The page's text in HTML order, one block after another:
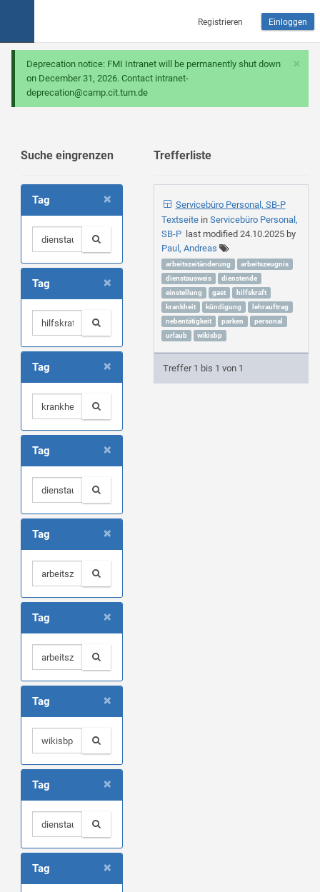
Registrieren Einloggen
×
Deprecation notice: FMI Intranet will be permanently shut down
on December 31, 2026. Contact intranet-
deprecation@camp.cit.tum.de
Suche eingrenzen
×
Tag
×
Tag
×
Tag
×
Tag
×
Tag
×
Tag
×
Tag
×
Tag
×
Tag
Trefferliste
Servicebüro Personal, SB-P
Textseite in Servicebüro Personal,
SB-Plast modified 24.10.2025by
Paul, Andreas
arbeitszeitänderung
arbeitszeugnis
dienstausweis
dienstende
einstellung
gast
hilfskraft
krankheit
kündigung
lehrauftrag
nebentätigkeit
parken
personal
urlaub
wikisbp
Treffer 1 bis 1 von 1